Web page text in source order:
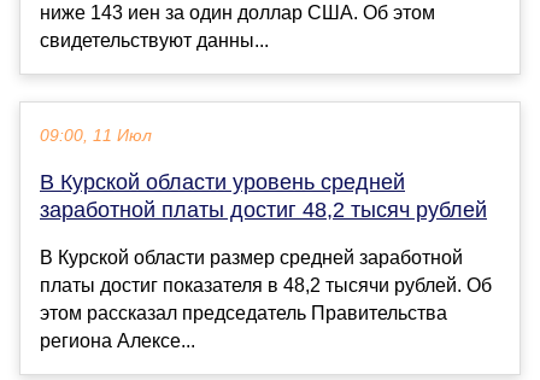
ниже 143 иен за один доллар США. Об этом
свидетельствуют данны...
09:00, 11 Июл
В Курской области уровень средней
заработной платы достиг 48,2 тысяч рублей
В Курской области размер средней заработной
платы достиг показателя в 48,2 тысячи рублей. Об
этом рассказал председатель Правительства
региона Алексе...